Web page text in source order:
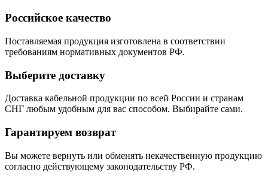
Российское качество
Поставляемая продукция изготовлена в соответствии
требованиям нормативных документов РФ.
Выберите доставку
Доставка кабельной продукции по всей России и странам
СНГ любым удобным для вас способом. Выбирайте сами.
Гарантируем возврат
Вы можете вернуть или обменять некачественную продукцию
согласно действующему законодательству РФ.